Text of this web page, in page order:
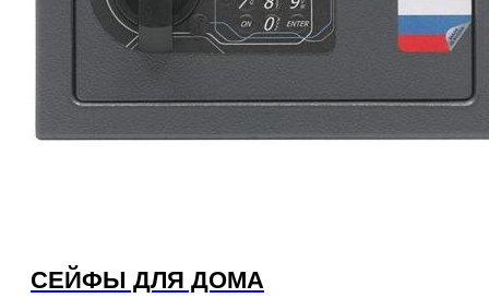
СЕЙФЫ ДЛЯ ДОМА